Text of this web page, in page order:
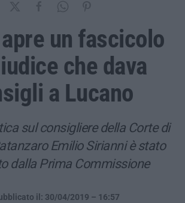
un fascicolo
che dava
a Lucano
sul consigliere della Corte di
Emilio Sirianni è stato
dalla Prima Commissione
il: 30/04/2019 – 16:57